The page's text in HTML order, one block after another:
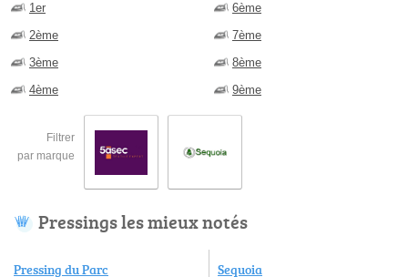
1er
2ème
3ème
4ème
6ème
7ème
8ème
9ème
Filtrer
par marque
Pressings les mieux notés
Pressing du Parc Sequoia